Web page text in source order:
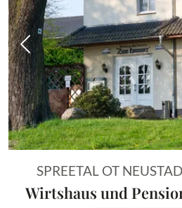
Vorheriges Bild
SPREETAL OT
Wirtshaus und